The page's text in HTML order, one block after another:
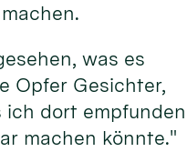
was es
Opfer Gesichter,
ich dort empfunden
machen könnte."